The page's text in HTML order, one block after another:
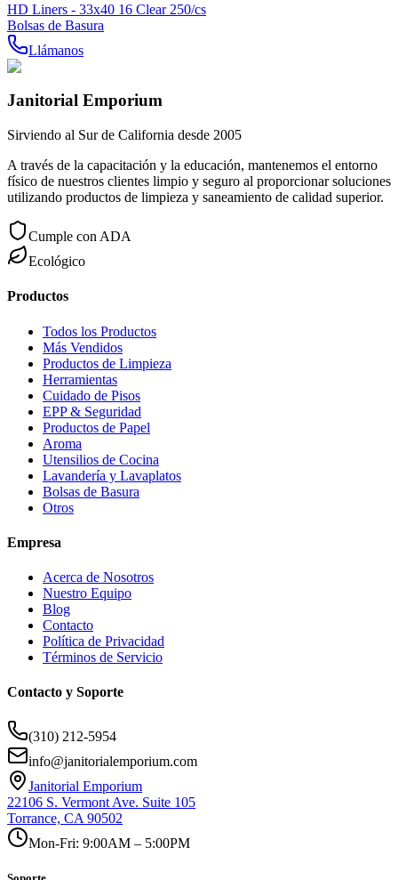
HD Liners - 33x40 16 Clear 250/cs
Bolsas de Basura
Llámanos
Janitorial Emporium
Sirviendo al Sur de California desde 2005
A través de la capacitación y la educación, mantenemos el entorno
físico de nuestros clientes limpio y seguro al proporcionar soluciones
utilizando productos de limpieza y saneamiento de calidad superior.
Cumple con ADA
Ecológico
Productos
Todos los Productos
Más Vendidos
Productos de Limpieza
Herramientas
Cuidado de Pisos
EPP & Seguridad
Productos de Papel
Aroma
Utensilios de Cocina
Lavandería y Lavaplatos
Bolsas de Basura
Otros
Empresa
Acerca de Nosotros
Nuestro Equipo
Blog
Contacto
Política de Privacidad
Términos de Servicio
Contacto y Soporte
(310) 212-5954
info@janitorialemporium.com
Janitorial Emporium
22106 S. Vermont Ave. Suite 105
Torrance, CA 90502
Mon-Fri: 9:00AM – 5:00PM